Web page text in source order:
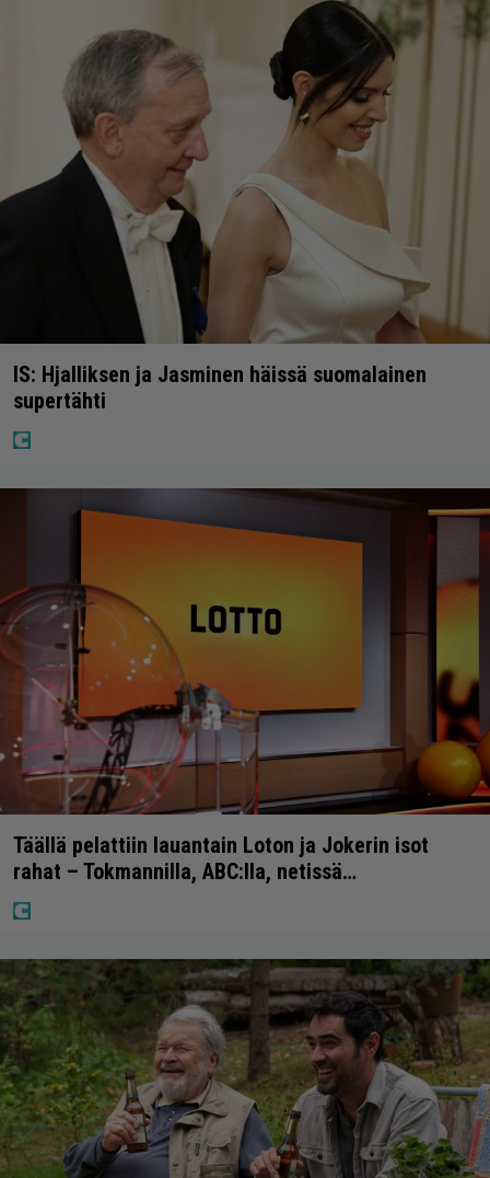
IS: Hjalliksen ja Jasminen häissä suomalainen
supertähti
Täällä pelattiin lauantain Loton ja Jokerin isot
rahat – Tokmannilla, ABC:lla, netissä…